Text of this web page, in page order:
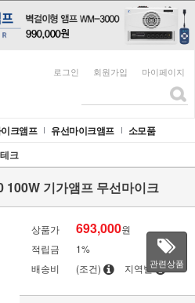
로그인 회원가입 마이페이지
크앰프 유선마이크앰프
소모품
크
100W 기가앰프 무선마이크
상품가 693,000원
적립금
1%
배송비
(조건) 지역별관련상품